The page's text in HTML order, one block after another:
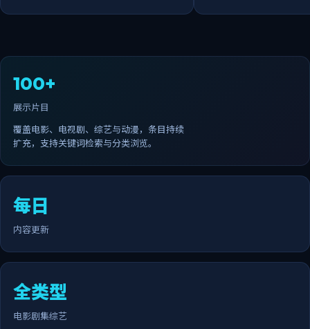
100+
展示片目
覆盖电影、电视剧、综艺与动漫，条目持续
扩充，支持关键词检索与分类浏览。
每日
内容更新
全类型
电影剧集综艺